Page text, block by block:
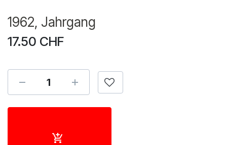
1962, Jahrgang
17.50 CHF